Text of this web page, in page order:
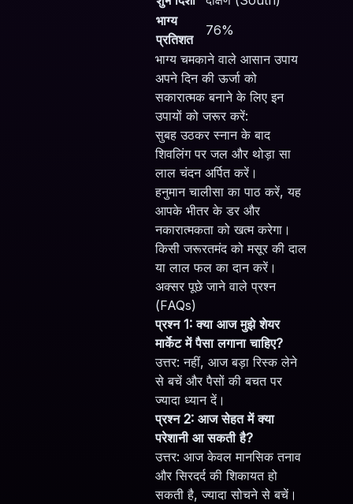
भाग्य
प्रतिशत
76%
भाग्य चमकाने वाले आसान उपाय
अपने दिन की ऊर्जा को
सकारात्मक बनाने के लिए इन
उपायों को जरूर करें:
सुबह उठकर स्नान के बाद
शिवलिंग पर जल और थोड़ा सा
लाल चंदन अर्पित करें।
हनुमान चालीसा का पाठ करें, यह
आपके भीतर के डर और
नकारात्मकता को खत्म करेगा।
किसी जरूरतमंद को मसूर की दाल
या लाल फल का दान करें।
अक्सर पूछे जाने वाले प्रश्न
(FAQs)
प्रश्न 1: क्या आज मुझे शेयर
मार्केट में पैसा लगाना चाहिए?
उत्तर: नहीं, आज बड़ा रिस्क लेने
से बचें और पैसों की बचत पर
ज्यादा ध्यान दें।
प्रश्न 2: आज सेहत में क्या
परेशानी आ सकती है?
उत्तर: आज केवल मानसिक तनाव
और सिरदर्द की शिकायत हो
सकती है, ज्यादा सोचने से बचें।